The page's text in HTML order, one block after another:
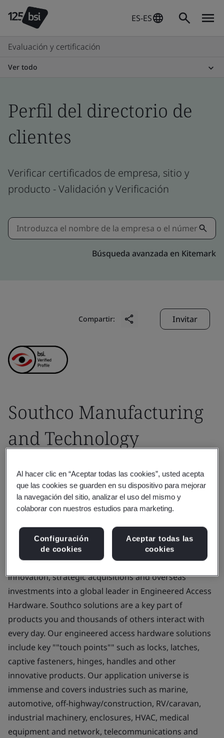
ES-ES
Evaluación y certificación
Ver todo
Perfil del directorio de
clientes
Verificar certificados de empresa, sitio y
producto - Validación y Verificación
Búsqueda avanzada en Kitemark
Compartir: Invitar
Southco Manufacturing
and Technology
(Shenzhen) Co., Ltd.
Alcance del negocio:The company was founded in
1899, as a specialty pipe manufacturer for the
Southco, Inc. was created with the entry into the
specialty fastener and latch business. Over the past 70
years, we have transformed and grown through
innovation, strategic acquisitions and overseas
investments into a global leader in Engineered Access
Hardware. Southco solutions are a key part of
products you and thousands of others interact with
every day. Our engineered access hardware solutions
include key ""touch points"" such as locks, latches,
captive fasteners, hinges, handles and other
innovative products. Our application universe is
immense and covers industries such as marine,
automotive, off-highway/construction, RV/caravan,
industrial machinery, enclosures, HVAC, medical
equipment and network, telecommunications and
Al hacer clic en “Aceptar todas las cookies”, usted acepta
que las cookies se guarden en su dispositivo para mejorar
la navegación del sitio, analizar el uso del mismo y
colaborar con nuestros estudios para marketing.
Configuración
de cookies
Aceptar todas las
cookies